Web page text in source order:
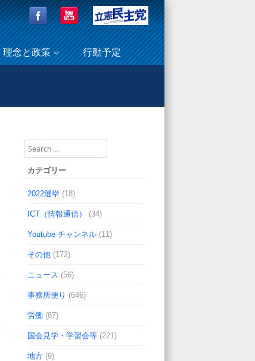
理念と政策 行動予定
Search
カテゴリー
2022選挙 (18)
ICT（情報通信） (34)
Youtube チャンネル (11)
その他 (172)
ニュース (56)
事務所便り (646)
労働 (87)
国会見学・学習会等 (221)
地方 (9)